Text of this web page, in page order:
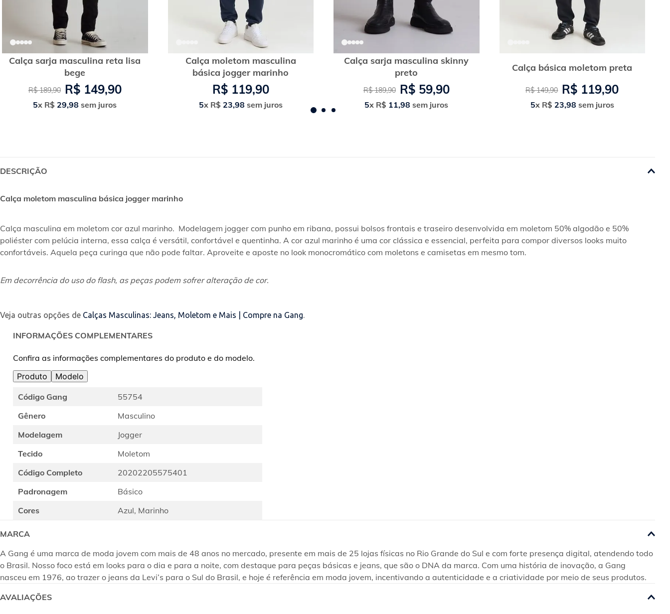
Calça sarja masculina reta lisa
bege
R$ 189,90 R$ 149,90
5x R$ 29,98 sem juros
Calça moletom masculina
básica jogger marinho
R$ 119,90
5x R$ 23,98 sem juros
Calça sarja masculina skinny
preto
R$ 189,90 R$ 59,90
5x R$ 11,98 sem juros
Calça básica moletom preta
R$ 149,90 R$ 119,90
5x R$ 23,98 sem juros
DESCRIÇÃO
Calça moletom masculina básica jogger marinho
Calça masculina em moletom cor azul marinho.  Modelagem jogger com punho em ribana, possui bolsos frontais e traseiro desenvolvida em moletom 50% algodão e 50%
poliéster com pelúcia interna, essa calça é versátil, confortável e quentinha. A cor azul marinho é uma cor clássica e essencial, perfeita para compor diversos looks muito
confortáveis. Aquela peça curinga que não pode faltar. Aproveite e aposte no look monocromático com moletons e camisetas em mesmo tom.
Em decorrência do uso do flash, as peças podem sofrer alteração de cor.
Veja outras opções de Calças Masculinas: Jeans, Moletom e Mais | Compre na Gang.
INFORMAÇÕES COMPLEMENTARES
Confira as informações complementares do produto e do modelo.
Produto
Modelo
Código Gang
55754
Gênero
Masculino
Modelagem
Jogger
Tecido
Moletom
Código Completo
20202205575401
Padronagem
Básico
Cores
Azul, Marinho
MARCA
A Gang é uma marca de moda jovem com mais de 48 anos no mercado, presente em mais de 25 lojas físicas no Rio Grande do Sul e com forte presença digital, atendendo todo
o Brasil. Nosso foco está em looks para o dia e para a noite, com destaque para peças básicas e jeans, que são o DNA da marca. Com uma história de inovação, a Gang
nasceu em 1976, ao trazer o jeans da Levi’s para o Sul do Brasil, e hoje é referência em moda jovem, incentivando a autenticidade e a criatividade por meio de seus produtos.
AVALIAÇÕES